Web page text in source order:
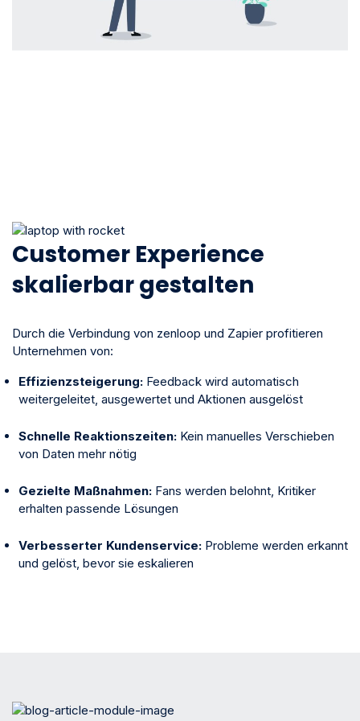
Customer Experience
skalierbar gestalten
Durch die Verbindung von zenloop und Zapier profitieren
Unternehmen von:
Effizienzsteigerung: Feedback wird automatisch
weitergeleitet, ausgewertet und Aktionen ausgelöst
Schnelle Reaktionszeiten: Kein manuelles Verschieben
von Daten mehr nötig
Gezielte Maßnahmen: Fans werden belohnt, Kritiker
erhalten passende Lösungen
Verbesserter Kundenservice: Probleme werden erkannt
und gelöst, bevor sie eskalieren